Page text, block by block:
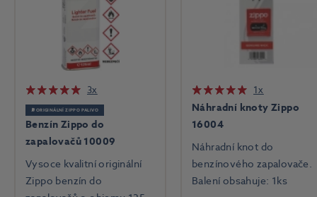
3x
⛽ ORIGINÁLNÍ ZIPPO PALIVO
Benzín Zippo do
zapalovačů 10009
Vysoce kvalitní originální
Zippo benzín do
1x
Náhradní knoty Zippo
16004
Náhradní knot do
benzínového zapalovače.
Balení obsahuje: 1ks